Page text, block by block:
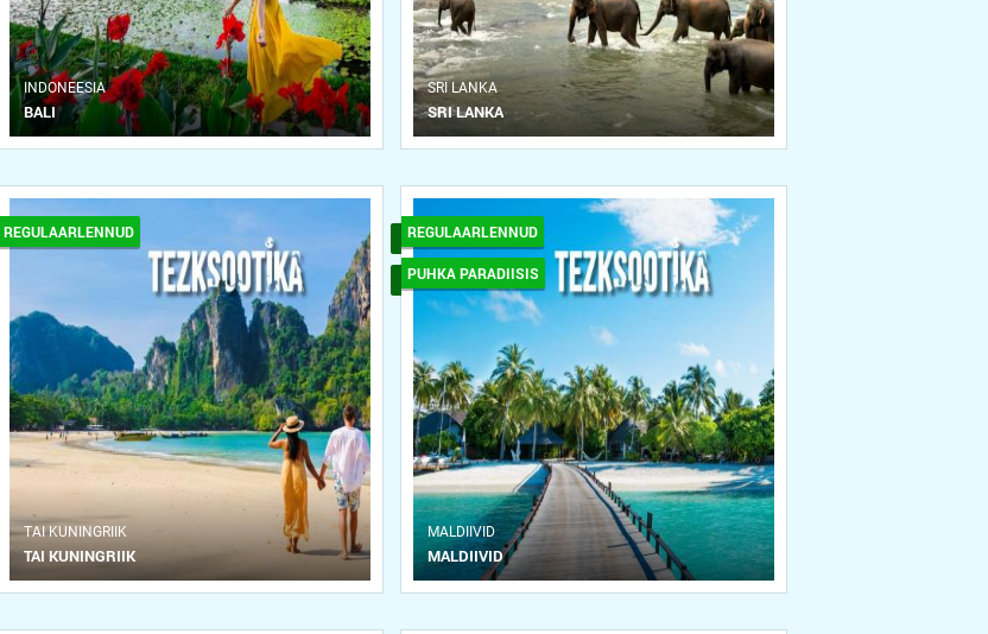
INDONEESIA
BALI
SRI LANKA
SRI LANKA
REGULAARLENNUD
ТAI KUNINGRIIK
TAI KUNINGRIIK
REGULAARLENNUD
PUHKA PARADIISIS
MALDIIVID
MALDIIVID